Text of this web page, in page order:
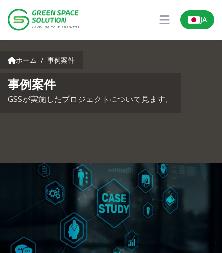
Open main
JA
Locale
事例案件ホーム / 事例案件
事例案件
GSSが実施したプロジェクトについて見ます。